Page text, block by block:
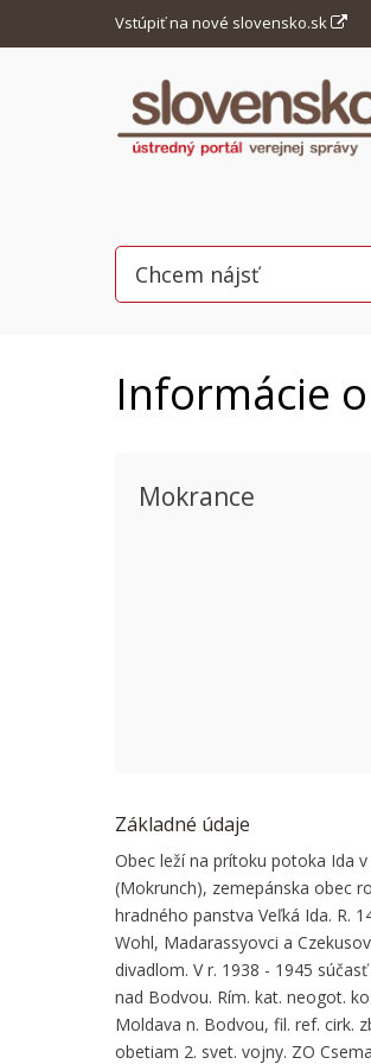
Vstúpiť na nové slovensko.sk
Informácie
Mokrance
Základné údaje
Obec leží na prítoku potoka Ida
(Mokrunch), zemepánska obec
hradného panstva Veľká Ida. R.
Wohl, Madarassyovci a
divadlom. V r. 1938 - 1945
nad Bodvou. Rím. kat. neogot.
Moldava n. Bodvou, fil. ref. cirk.
obetiam 2. svet. vojny. ZO